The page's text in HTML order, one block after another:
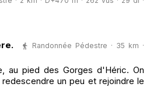
Randonnée Pédestre · 35 km ·
au pied des Gorges d'Héric. On
un peu et rejoindre le